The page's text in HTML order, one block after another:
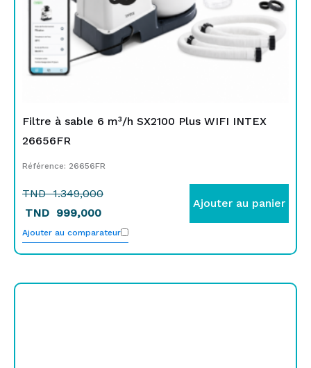
Filtre à sable 6 m³/h SX2100 Plus WIFI INTEX
26656FR
Référence: 26656FR
TND1.349,000
TND 999,000
Ajouter au panier
Ajouter au comparateur